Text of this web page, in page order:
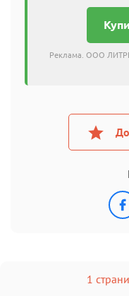
Реклама. ООО
1